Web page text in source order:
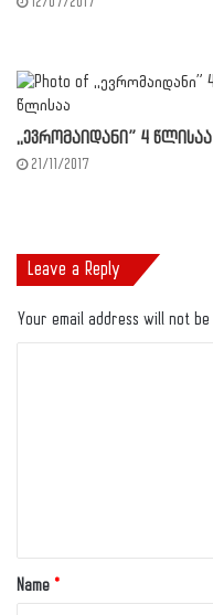
,,ევრომაიდანი” 4 წლისაა
21/11/2017
Leave a Reply
Your email address will not be
Name *